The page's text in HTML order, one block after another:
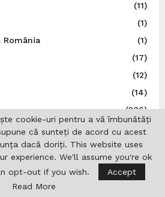
(11)
(1)
România
(1)
(17)
(12)
(14)
(236)
(16)
(19)
(20)
cookie-uri pentru a vă îmbunătăți
că sunteți de acord cu acest
dacă doriți. This website uses
experience. We'll assume you're ok
opt-out if you wish.
Accept
Read More